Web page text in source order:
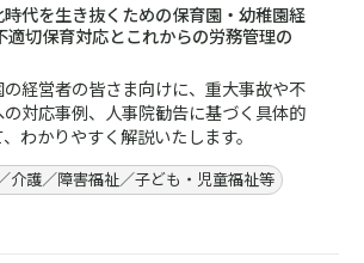
時代を生き抜くための保育園・幼稚園経
適切保育対応とこれからの労務管理の
経営者の皆さま向けに、重大事故や不
対応事例、人事院勧告に基づく具体的
わかりやすく解説いたします。
介護／障害福祉／子ども・児童福祉等